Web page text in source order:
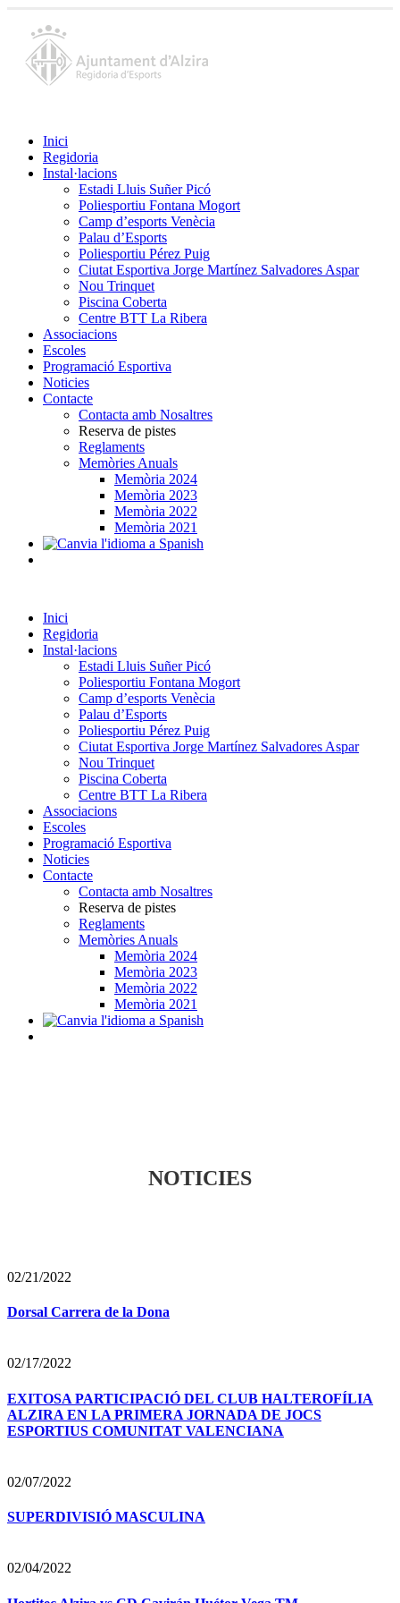
Inici
Regidoria
Instal·lacions
Estadi Lluis Suñer Picó
Poliesportiu Fontana Mogort
Camp d’esports Venècia
Palau d’Esports
Poliesportiu Pérez Puig
Ciutat Esportiva Jorge Martínez Salvadores Aspar
Nou Trinquet
Piscina Coberta
Centre BTT La Ribera
Associacions
Escoles
Programació Esportiva
Noticies
Contacte
Contacta amb Nosaltres
Reserva de pistes
Reglaments
Memòries Anuals
Memòria 2024
Memòria 2023
Memòria 2022
Memòria 2021
Inici
Regidoria
Instal·lacions
Estadi Lluis Suñer Picó
Poliesportiu Fontana Mogort
Camp d’esports Venècia
Palau d’Esports
Poliesportiu Pérez Puig
Ciutat Esportiva Jorge Martínez Salvadores Aspar
Nou Trinquet
Piscina Coberta
Centre BTT La Ribera
Associacions
Escoles
Programació Esportiva
Noticies
Contacte
Contacta amb Nosaltres
Reserva de pistes
Reglaments
Memòries Anuals
Memòria 2024
Memòria 2023
Memòria 2022
Memòria 2021
NOTICIES
02/21/2022
Dorsal Carrera de la Dona
02/17/2022
EXITOSA PARTICIPACIÓ DEL CLUB HALTEROFÍLIA
ALZIRA EN LA PRIMERA JORNADA DE JOCS
ESPORTIUS COMUNITAT VALENCIANA
02/07/2022
SUPERDIVISIÓ MASCULINA
02/04/2022